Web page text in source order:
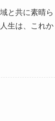
と共に素晴ら
生は、これか